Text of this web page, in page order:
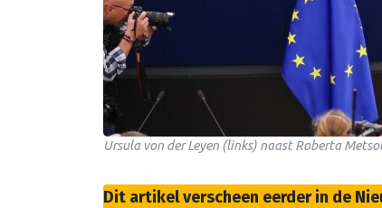
Ursula von der Leyen (links) naast Roberta
Dit artikel verscheen eerder in de